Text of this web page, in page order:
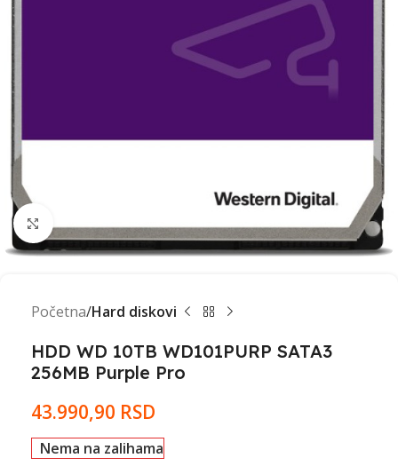
Click to enlarge
Početna Hard diskovi
HDD WD 10TB WD101PURP SATA3
256MB Purple Pro
43.990,90 RSD
Nema na zalihama